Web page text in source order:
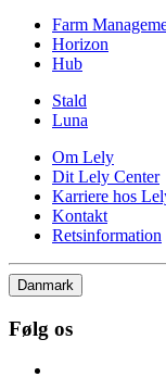
Farm
Horizon
Hub
Stald
Luna
Om Lely
Dit Lely Center
Karriere hos
Kontakt
Retsinformation
Danmark
Følg os